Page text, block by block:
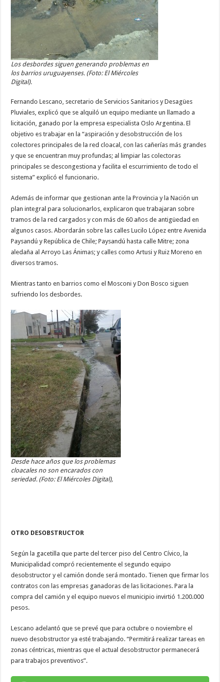
Los desbordes siguen generando problemas en
los barrios uruguayenses. (Foto: El Miércoles
Digital).
Fernando Lescano, secretario de Servicios Sanitarios y Desagües
Pluviales, explicó que se alquiló un equipo mediante un llamado a
licitación, ganado por la empresa especialista Oslo Argentina. El
objetivo es trabajar en la “aspiración y desobstrucción de los
colectores principales de la red cloacal, con las cañerías más grandes
y que se encuentran muy profundas; al limpiar las colectoras
principales se descongestiona y facilita el escurrimiento de todo el
sistema” explicó el funcionario.
Además de informar que gestionan ante la Provincia y la Nación un
plan integral para solucionarlos, explicaron que trabajaran sobre
tramos de la red cargados y con más de 60 años de antigüedad en
algunos casos. Abordarán sobre las calles Lucilo López entre Avenida
Paysandú y República de Chile; Paysandú hasta calle Mitre; zona
aledaña al Arroyo Las Ánimas; y calles como Artusi y Ruiz Moreno en
diversos tramos.
Mientras tanto en barrios como el Mosconi y Don Bosco siguen
sufriendo los desbordes.
Desde hace años que los problemas
cloacales no son encarados con
seriedad. (Foto: El Miércoles Digital),
OTRO DESOBSTRUCTOR
Según la gacetilla que parte del tercer piso del Centro Cívico, la
Municipalidad compró recientemente el segundo equipo
desobstructor y el camión donde será montado. Tienen que firmar los
contratos con las empresas ganadoras de las licitaciones. Para la
compra del camión y el equipo nuevos el municipio invirtió 1.200.000
pesos.
Lescano adelantó que se prevé que para octubre o noviembre el
nuevo desobstructor ya esté trabajando. “Permitirá realizar tareas en
zonas céntricas, mientras que el actual desobstructor permanecerá
para trabajos preventivos”.